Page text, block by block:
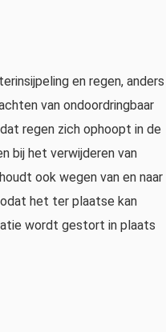
en regen, anders
van ondoordringbaar
regen zich ophoopt in de
bij het verwijderen van
ook wegen van en naar
het ter plaatse kan
wordt gestort in plaats